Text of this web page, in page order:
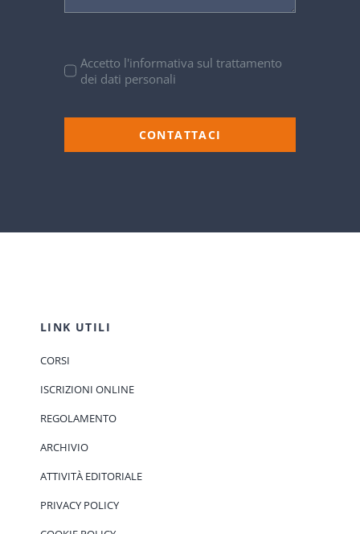
Accetto l'informativa sul trattamento
dei dati personali
CONTATTACI
LINK UTILI
CORSI
ISCRIZIONI ONLINE
REGOLAMENTO
ARCHIVIO
ATTIVITÀ EDITORIALE
PRIVACY POLICY